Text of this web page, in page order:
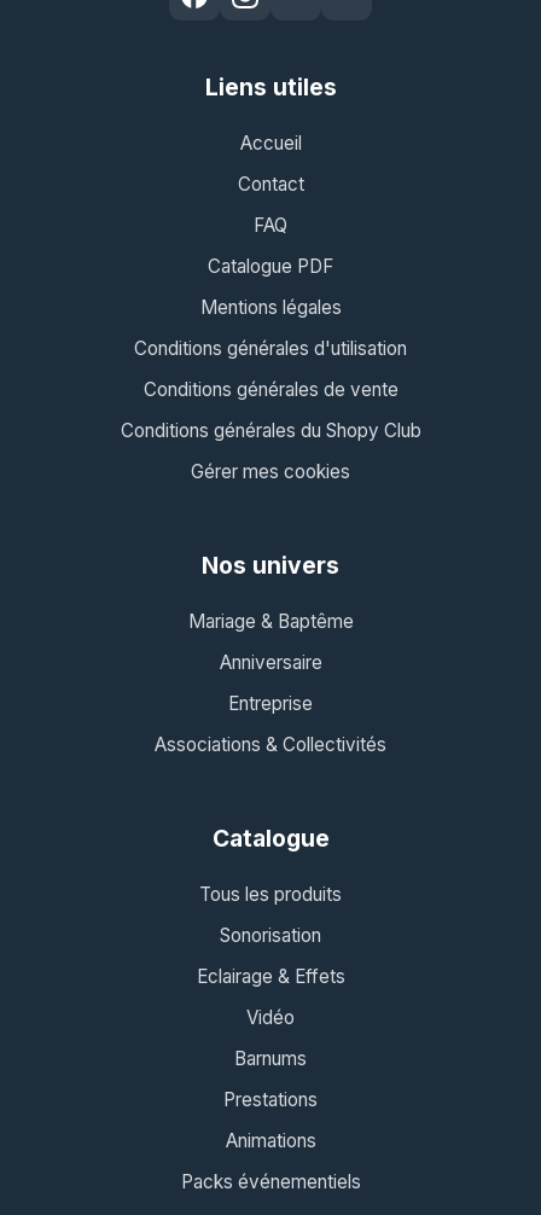
Liens utiles
Accueil
Contact
FAQ
Catalogue PDF
Mentions légales
Conditions générales d'utilisation
Conditions générales de vente
Conditions générales du Shopy Club
Gérer mes cookies
Nos univers
Mariage & Baptême
Anniversaire
Entreprise
Associations & Collectivités
Catalogue
Tous les produits
Sonorisation
Eclairage & Effets
Vidéo
Barnums
Prestations
Animations
Packs événementiels